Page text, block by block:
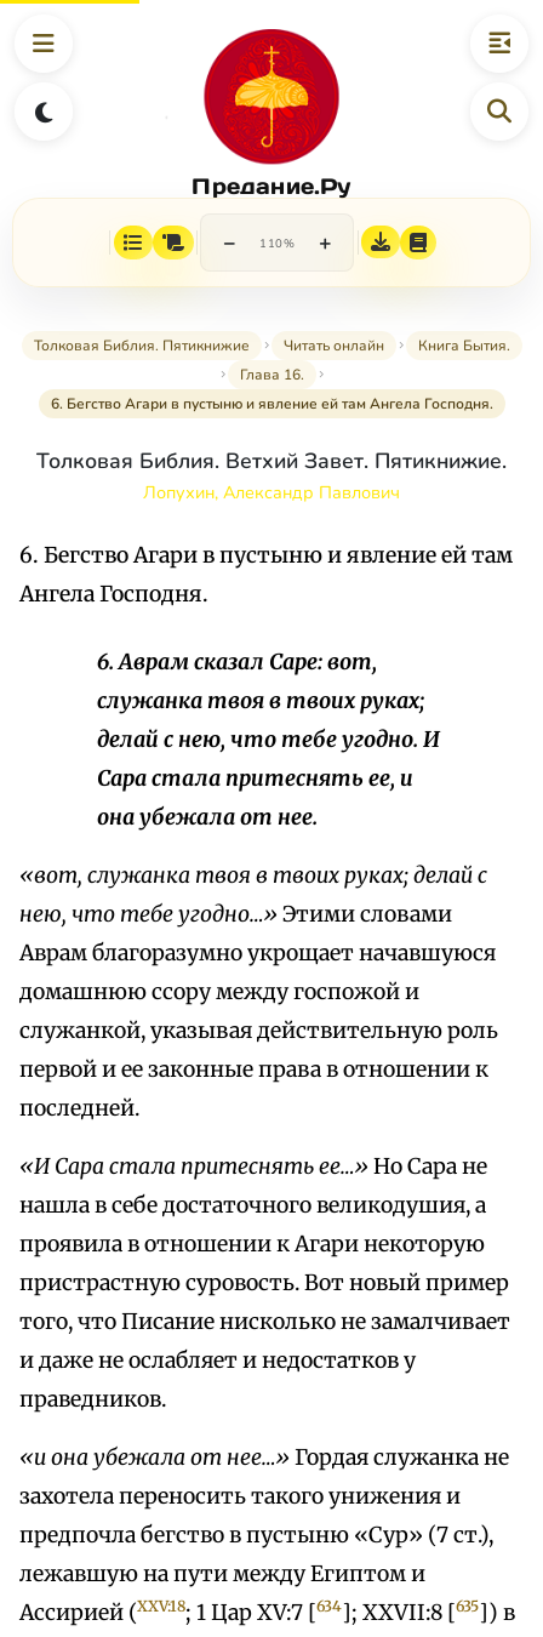
Предание.Ру
− 110% +
Толковая Библия. Пятикнижие Читать онлайн
Книга Бытия.
Глава 16.
6. Бегство Агари в пустыню и явление ей там Ангела Господня.
Толковая Библия. Ветхий Завет. Пятикнижие.
Лопухин, Александр Павлович
6. Бегство Агари в пустыню и явление ей там
Ангела Господня.
6. Аврам сказал Саре: вот,
служанка твоя в твоих руках;
делай с нею, что тебе угодно. И
Сара стала притеснять ее, и
она убежала от нее.
«вот, служанка твоя в твоих руках; делай с
нею, что тебе угодно…» Этими словами
Аврам благоразумно укрощает начавшуюся
домашнюю ссору между госпожой и
служанкой, указывая действительную роль
первой и ее законные права в отношении к
последней.
«И Сара стала притеснять ее…» Но Сара не
нашла в себе достаточного великодушия, а
проявила в отношении к Агари некоторую
пристрастную суровость. Вот новый пример
того, что Писание нисколько не замалчивает
и даже не ослабляет и недостатков у
праведников.
«и она убежала от нее…» Гордая служанка не
захотела переносить такого унижения и
предпочла бегство в пустыню «Сур» (7 ст.),
лежавшую на пути между Египтом и
Ассирией (XXV:18; 1 Цар XV:7 [634]; XXVII:8 [635]) в